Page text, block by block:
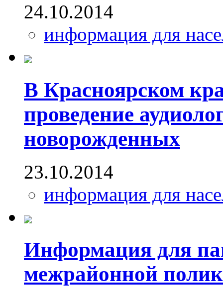
24.10.2014
информация для
В Красноярском
проведение
новорожденных
23.10.2014
информация для
Информация для
межрайонной